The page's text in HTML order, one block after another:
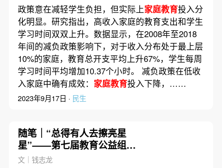
政策意在减轻学生负担，但实际上家庭教育投入分
化明显。研究指出，高收入家庭的教育支出和学生
学习时间双双上升。数据显示，在2008年至2018
年间的减负政策影响下，对于收入分布处于最上层
10%的家庭，教育总开支平均上升67%，学生每周
学习时间平均增加10.37个小时。 减负政策在低收
入家庭中确有成效： 家庭教育投入下降，……
2023年9月17日 · 民生
随笔｜“总得有人去擦亮星
星”——第七届教育公益组织
双年会印象笔记
文｜钱志龙